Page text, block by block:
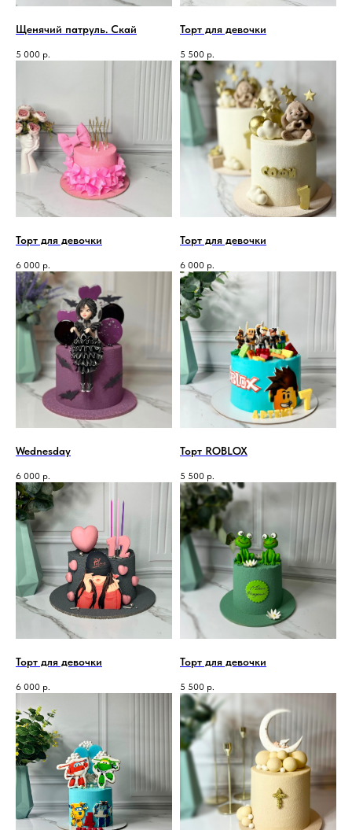
Щенячий патруль. Скай
5 000 р.
Торт для девочки
5 500 р.
Торт для девочки
6 000 р.
Торт для девочки
6 000 р.
Wednesday
6 000 р.
Торт ROBLOX
5 500 р.
Торт для девочки
6 000 р.
Торт для девочки
5 500 р.